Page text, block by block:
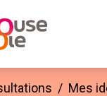
/ Mes